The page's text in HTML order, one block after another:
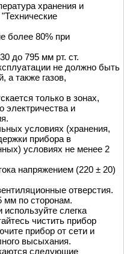
хранения и
более 80% при
до 795 мм рт. ст.
не должно быть
а также газов,
только в зонах,
электричества и
условиях (хранения,
прибора в
условиях не менее 2
напряжением (220 ± 20)
отверстия.
мм по сторонам.
слегка
чистить прибор
прибор от сети и
высыхания.
следующие